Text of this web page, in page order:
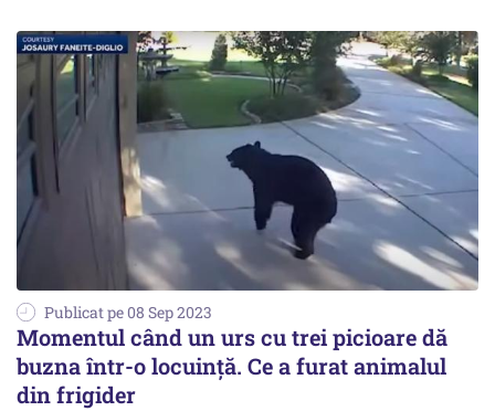
Publicat pe 08 Sep 2023
Momentul când un urs cu trei picioare dă
buzna într-o locuință. Ce a furat animalul
din frigider